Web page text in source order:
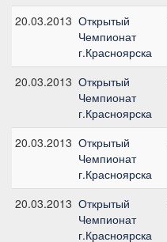
20.03.2013 Открытый
Чемпионат
г.Красноярска
20.03.2013 Открытый
Чемпионат
г.Красноярска
20.03.2013 Открытый
Чемпионат
г.Красноярска
20.03.2013 Открытый
Чемпионат
г.Красноярска